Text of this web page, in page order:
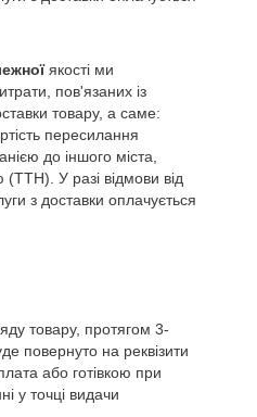
якості ми
пов'язаних із
товару, а саме:
пересилання
до іншого міста,
(ТТН). У разі відмови від
з доставки оплачується
товару, протягом 3-
повернуто на реквізити
або готівкою при
у точці видачи